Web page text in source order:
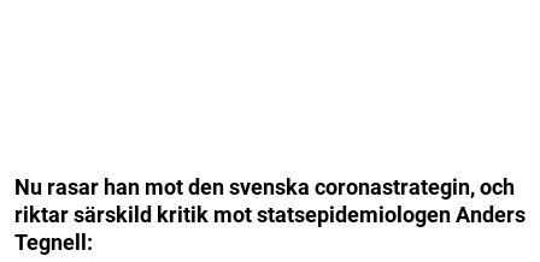
Nu rasar han mot den svenska coronastrategin, och
riktar särskild kritik mot statsepidemiologen Anders
Tegnell: